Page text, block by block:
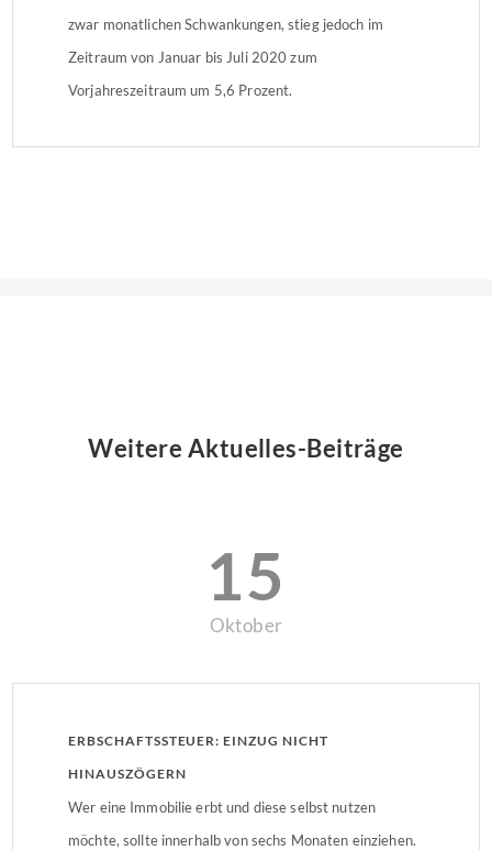
zwar monatlichen Schwankungen, stieg jedoch im
Zeitraum von Januar bis Juli 2020 zum
Vorjahreszeitraum um 5,6 Prozent.
Weitere Aktuelles-Beiträge
15
Oktober
ERBSCHAFTSSTEUER: EINZUG NICHT
HINAUSZÖGERN
Wer eine Immobilie erbt und diese selbst nutzen
möchte, sollte innerhalb von sechs Monaten einziehen.